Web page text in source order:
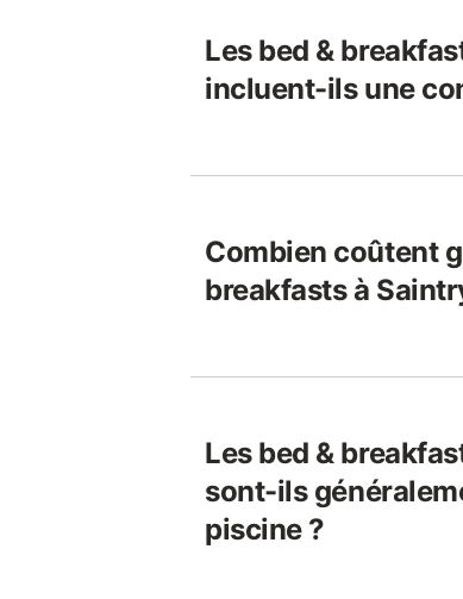
Les bed &
incluent-ils une
Combien coûtent
breakfasts à
Les bed &
sont-ils
piscine ?